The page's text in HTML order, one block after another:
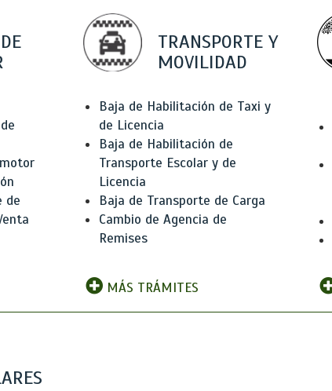
de
TRANSPORTE Y
MOVILIDAD
Baja de Habilitación de Taxi y
de Licencia
Baja de Habilitación de
Transporte Escolar y de
Licencia
Baja de Transporte de Carga
Cambio de Agencia de
Remises
MÁS TRÁMITES